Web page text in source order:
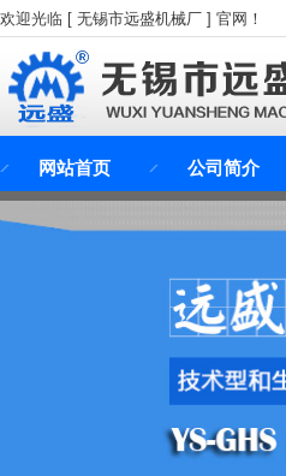
欢迎光临 [ 无锡市远盛机械厂 ] 官网！
网站首页 公司简介